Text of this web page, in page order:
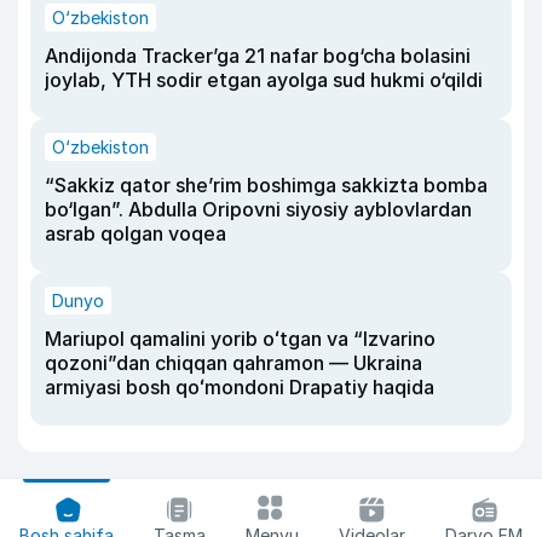
O‘zbekiston
Andijonda Tracker’ga 21 nafar bog‘cha bolasini
joylab, YTH sodir etgan ayolga sud hukmi o‘qildi
O‘zbekiston
“Sakkiz qator she’rim boshimga sakkizta bomba
bo‘lgan”. Abdulla Oripovni siyosiy ayblovlardan
asrab qolgan voqea
Dunyo
Mariupol qamalini yorib oʻtgan va “Izvarino
qozoni”dan chiqqan qahramon — Ukraina
armiyasi bosh qoʻmondoni Drapatiy haqida